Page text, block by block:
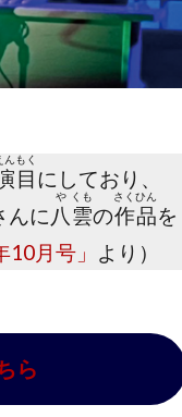
ん
目
もく
にしており、
んに 八
や
雲
くも
の作
さく
品
ひん
を
月号」 より）
ら